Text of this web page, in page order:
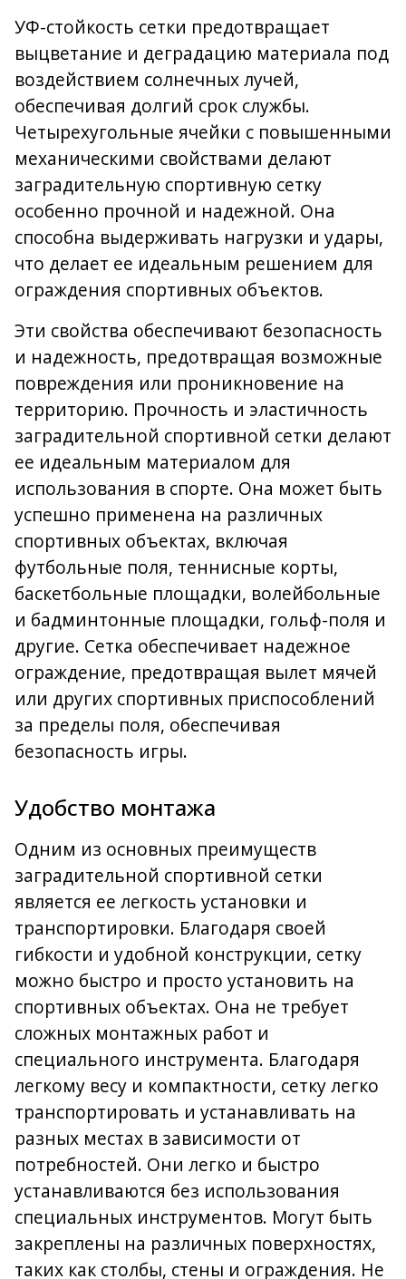
УФ-стойкость сетки предотвращает
выцветание и деградацию материала под
воздействием солнечных лучей,
обеспечивая долгий срок службы.
Четырехугольные ячейки с повышенными
механическими свойствами делают
заградительную спортивную сетку
особенно прочной и надежной. Она
способна выдерживать нагрузки и удары,
что делает ее идеальным решением для
ограждения спортивных объектов.
Эти свойства обеспечивают безопасность
и надежность, предотвращая возможные
повреждения или проникновение на
территорию. Прочность и эластичность
заградительной спортивной сетки делают
ее идеальным материалом для
использования в спорте. Она может быть
успешно применена на различных
спортивных объектах, включая
футбольные поля, теннисные корты,
баскетбольные площадки, волейбольные
и бадминтонные площадки, гольф-поля и
другие. Сетка обеспечивает надежное
ограждение, предотвращая вылет мячей
или других спортивных приспособлений
за пределы поля, обеспечивая
безопасность игры.
Удобство монтажа
Одним из основных преимуществ
заградительной спортивной сетки
является ее легкость установки и
транспортировки. Благодаря своей
гибкости и удобной конструкции, сетку
можно быстро и просто установить на
спортивных объектах. Она не требует
сложных монтажных работ и
специального инструмента. Благодаря
легкому весу и компактности, сетку легко
транспортировать и устанавливать на
разных местах в зависимости от
потребностей. Они легко и быстро
устанавливаются без использования
специальных инструментов. Могут быть
закреплены на различных поверхностях,
таких как столбы, стены и ограждения. Не